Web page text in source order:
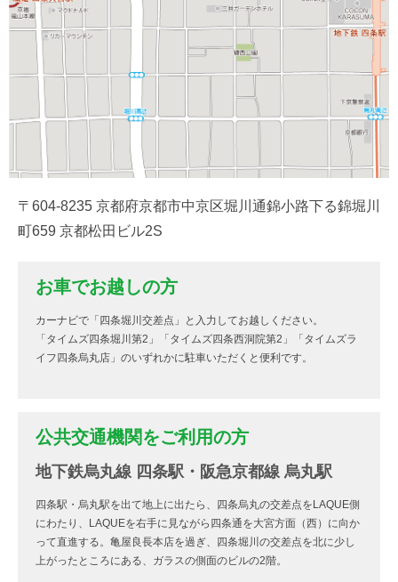
〒604-8235 京都府京都市中京区堀川通錦小路下る錦堀川
町659 京都松田ビル2S
お車でお越しの方
カーナビで「四条堀川交差点」と入力してお越しください。
「タイムズ四条堀川第2」「タイムズ四条西洞院第2」「タイムズラ
イフ四条烏丸店」のいずれかに駐車いただくと便利です。
公共交通機関をご利用の方
地下鉄烏丸線 四条駅・阪急京都線 烏丸駅
四条駅・烏丸駅を出て地上に出たら、四条烏丸の交差点をLAQUE側
にわたり、LAQUEを右手に見ながら四条通を大宮方面（西）に向か
って直進する。亀屋良長本店を過ぎ、四条堀川の交差点を北に少し
上がったところにある、ガラスの側面のビルの2階。